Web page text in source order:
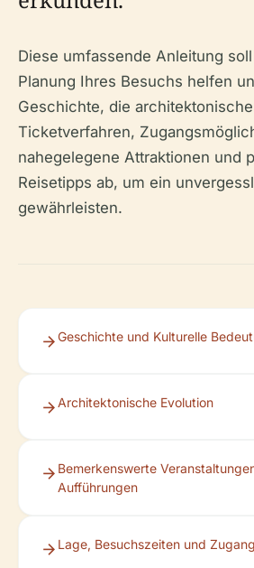
Diese umfassende Anleitung
Planung Ihres Besuchs helfen
Geschichte, die
Ticketverfahren,
nahegelegene Attraktionen und
Reisetipps ab, um ein
gewährleisten.
Geschichte und Kulturelle
Architektonische Evolution
Bemerkenswerte
Aufführungen
Lage, Besuchszeiten und Zugang